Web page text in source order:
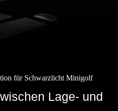
für Schwarzlicht Minigolf
Lage- und